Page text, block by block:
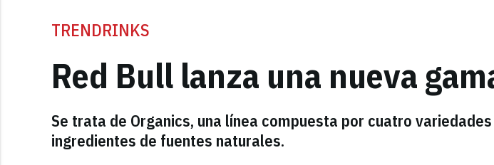
TRENDRINKS
Red Bull lanza una nueva
Se trata de Organics, una línea compuesta por cuatro
ingredientes de fuentes naturales.